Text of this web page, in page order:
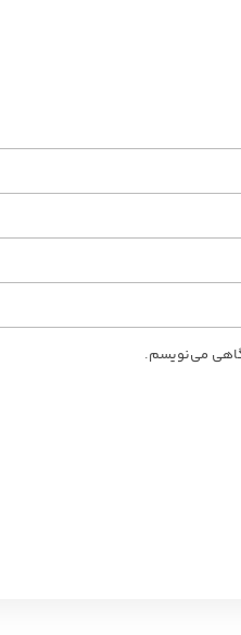
می‌نویسم.